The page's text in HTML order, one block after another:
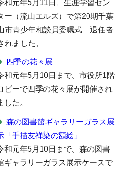
和元年5月11日、生涯学習セン
ー（流山エルズ）で第20期千葉
市青少年相談員委嘱式 退任者
れました。
四季の花々展
和元年5月10日まで、市役所1階
ビーで四季の花々展が開催され
した。
森の図書館ギャラリーガラス展
「手描友禅染の額絵」
和元年5月10日まで、森の図書
ギャラリーガラス展示ケースで